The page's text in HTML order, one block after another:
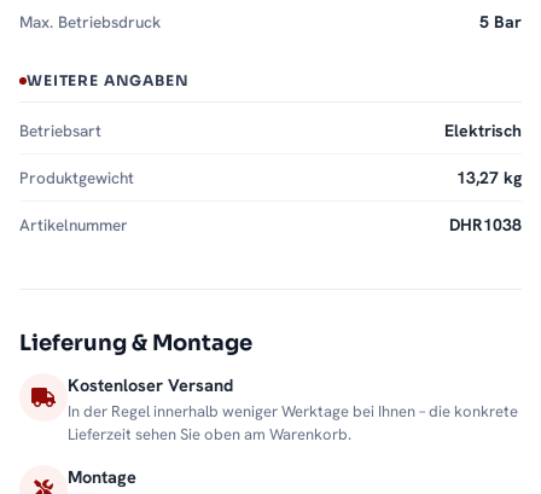
Max. Betriebsdruck 5 Bar
WEITERE ANGABEN
Betriebsart Elektrisch
Produktgewicht 13,27 kg
Artikelnummer DHR1038
Lieferung & Montage
Kostenloser Versand
In der Regel innerhalb weniger Werktage bei Ihnen – die konkrete
Lieferzeit sehen Sie oben am Warenkorb.
Montage